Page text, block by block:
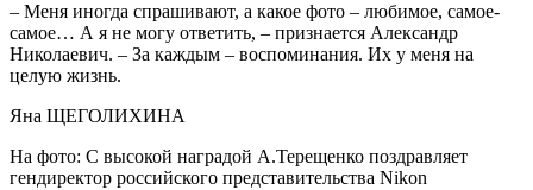
– Меня иногда спрашивают, а какое фото – любимое, самое-
самое… А я не могу ответить, – признается Александр
Николаевич. – За каждым – воспоминания. Их у меня на
целую жизнь.
Яна ЩЕГОЛИХИНА
На фото: С высокой наградой А.Терещенко поздравляет
гендиректор российского представительства Nikon